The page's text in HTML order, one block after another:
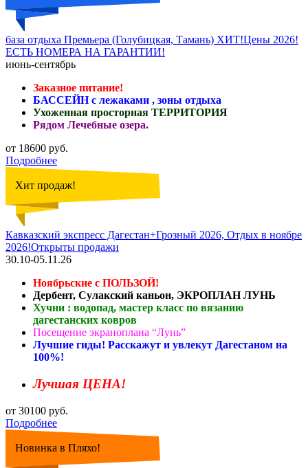
база отдыха Премьера (Голубицкая, Тамань) ХИТ!Цены 2026!
ЕСТЬ НОМЕРА НА ГАРАНТИИ!
июнь-сентябрь
Заказное питание!
БАССЕЙН с лежаками , зоны отдыха
Ухоженная просторная ТЕРРИТОРИЯ
Рядом Лечебные озера.
от 18600 руб.
Подробнее
Хит продаж!
Кавказский экспресс Дагестан+Грозный 2026, Отдых в ноябре
2026!Открыты продажи
30.10-05.11.26
Ноябрьские с ПОЛЬЗОЙ!
Дербент, Сулакский каньон, ЭКРОПЛАН ЛУНЬ
Хучни : водопад, мастер класс по вязанию
дагестанских ковров
Посещение экраноплана “Лунь”
Лучшие гиды! Расскажут и увлекут Дагестаном на
100%!
Лучшая ЦЕНА!
от 30100 руб.
Подробнее
Новинка в Пляхо!